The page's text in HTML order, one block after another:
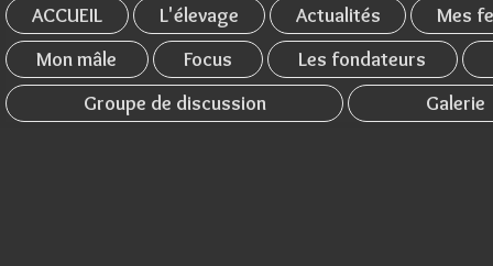
ACCUEIL L'élevage Actualités
Mes
Mon mâle
Focus Les fondateurs
Groupe de discussion
Galerie